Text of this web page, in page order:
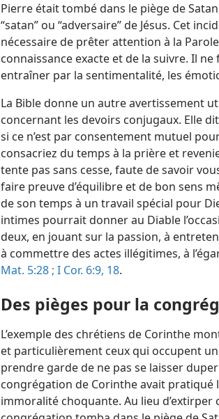
Pierre était tombé dans le piège de
“satan” ou “adversaire” de Jésus. Cet
nécessaire de prêter attention à la
connaissance exacte et de la suivre. Il
entraîner par la sentimentalité, les
La Bible donne un autre avertissement
concernant les devoirs conjugaux. Elle dit
si ce n’est par consentement mutuel
consacriez du temps à la prière et
tente pas sans cesse, faute de savoir
faire preuve d’équilibre et de bon sens
de son temps à un travail spécial pour
intimes pourrait donner au Diable
deux, en jouant sur la passion, à
à commettre des actes illégitimes, à
Mat. 5:28 ; I Cor. 6:9, 18.
Des pièges pour la
L’exemple des chrétiens de Corinthe
et particulièrement ceux qui occupent
prendre garde de ne pas se laisser
congrégation de Corinthe avait pratiqué
immoralité choquante. Au lieu d’extirper